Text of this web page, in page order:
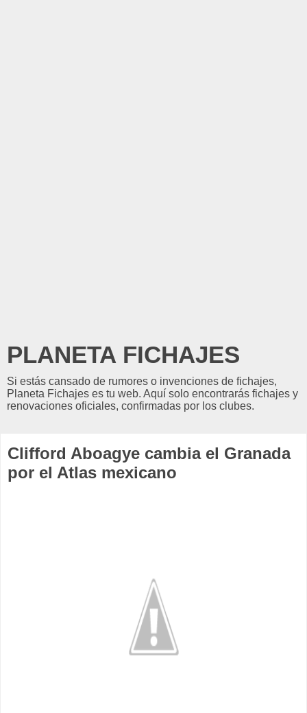
PLANETA FICHAJES
Si estás cansado de rumores o invenciones de fichajes,
Planeta Fichajes es tu web. Aquí solo encontrarás fichajes y
renovaciones oficiales, confirmadas por los clubes.
Clifford Aboagye cambia el Granada
por el Atlas mexicano